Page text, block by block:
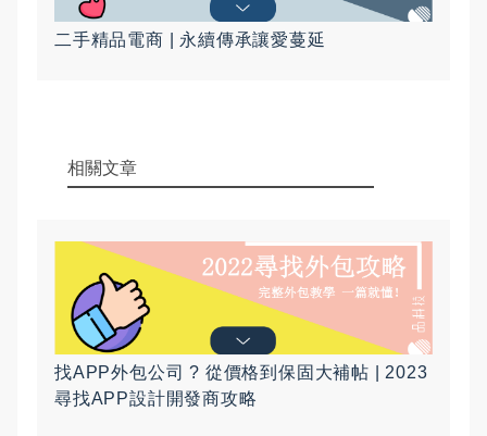
二手精品電商 | 永續傳承讓愛蔓延
相關文章
找APP外包公司 ? 從價格到保固大補帖 | 2023
尋找APP設計開發商攻略